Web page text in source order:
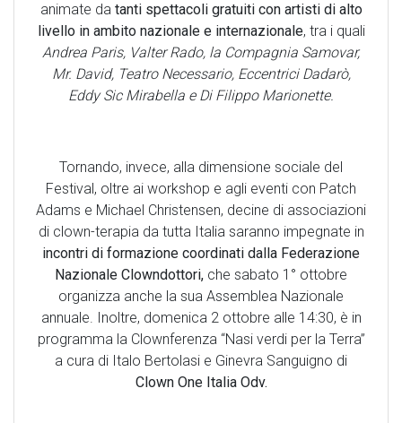
animate da tanti spettacoli gratuiti con artisti di alto
livello in ambito nazionale e internazionale, tra i quali
Andrea Paris, Valter Rado, la Compagnia Samovar,
Mr. David, Teatro Necessario, Eccentrici Dadarò,
Eddy Sic Mirabella e Di Filippo Marionette.
Tornando, invece, alla dimensione sociale del
Festival, oltre ai workshop e agli eventi con Patch
Adams e Michael Christensen, decine di associazioni
di clown-terapia da tutta Italia saranno impegnate in
incontri di formazione coordinati dalla Federazione
Nazionale Clowndottori, che sabato 1° ottobre
organizza anche la sua Assemblea Nazionale
annuale. Inoltre, domenica 2 ottobre alle 14:30, è in
programma la Clownferenza “Nasi verdi per la Terra”
a cura di Italo Bertolasi e Ginevra Sanguigno di
Clown One Italia Odv.